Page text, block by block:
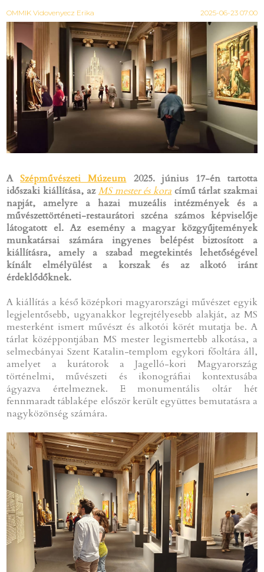
OMMIK Vidovenyecz Erika 2025-06-23 07:00
ASzépművészeti Múzeum 2025. június 17-én tartotta
időszaki kiállítása, azMS mester és kora című tárlat szakmai
napját, amelyre a hazai muzeális intézmények és a
művészettörténeti-restaurátori szcéna számos képviselője
látogatott el. Az esemény a magyar közgyűjtemények
munkatársai számára ingyenes belépést biztosított a
kiállításra, amely a szabad megtekintés lehetőségével
kínált elmélyülést a korszak és az alkotó iránt
érdeklődőknek.
A kiállítás a késő középkori magyarországi művészet egyik
legjelentősebb, ugyanakkor legrejtélyesebb alakját, az MS
mesterként ismert művészt és alkotói körét mutatja be. A
tárlat középpontjában MS mester legismertebb alkotása, a
selmecbányai Szent Katalin-templom egykori főoltára áll,
amelyet a kurátorok a Jagelló-kori Magyarország
történelmi, művészeti és ikonográfiai kontextusába
ágyazva értelmeznek. E monumentális oltár hét
fennmaradt táblaképe először került együttes bemutatásra a
nagyközönség számára.